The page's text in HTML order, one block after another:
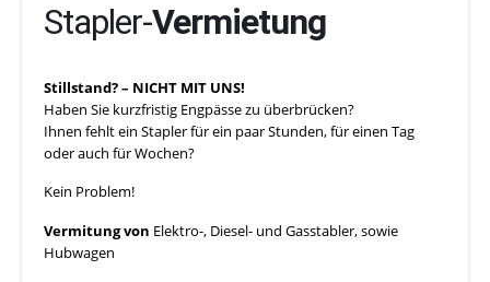
Stapler-Vermietung
Stillstand? – NICHT MIT UNS!
Haben Sie kurzfristig Engpässe zu überbrücken?
Ihnen fehlt ein Stapler für ein paar Stunden, für einen Tag
oder auch für Wochen?
Kein Problem!
Vermitung von Elektro-, Diesel- und Gasstabler, sowie
Hubwagen